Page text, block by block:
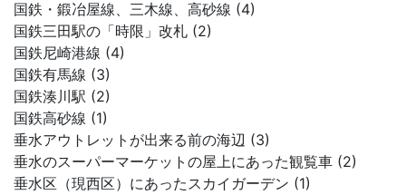
国鉄・鍛冶屋線、三木線、高砂線 (4)
国鉄三田駅の「時限」改札 (2)
国鉄尼崎港線 (4)
国鉄有馬線 (3)
国鉄湊川駅 (2)
国鉄高砂線 (1)
垂水アウトレットが出来る前の海辺 (3)
垂水のスーパーマーケットの屋上にあった観覧車 (2)
垂水区（現西区）にあったスカイガーデン (1)